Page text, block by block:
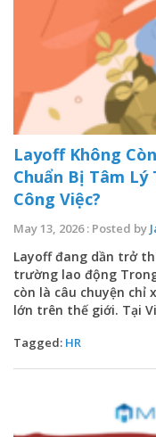
Layoff Không
Chuẩn Bị Tâm
Công Việc?
May 13, 2026 : Posted by
Layoff đang dần trở
trường lao động
còn là câu chuyện chỉ
lớn trên thế giới. Tại Vi
Tagged: HR